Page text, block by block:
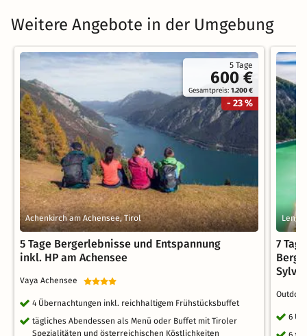
Weitere Angebote in der Umgebung
5 Tage
600 €
Gesamtpreis:1.200 €
- 23 %
Achenkirch am Achensee, Tirol
5 Tage Bergerlebnisse und Entspannung
inkl. HP am Achensee
Vaya Achensee
4 Übernachtungen inkl. reichhaltigem Frühstücksbuffet
tägliches Abendessen als Menü oder Buffet mit Tiroler
Spezialitäten und österreichischen Köstlichkeiten
7
6